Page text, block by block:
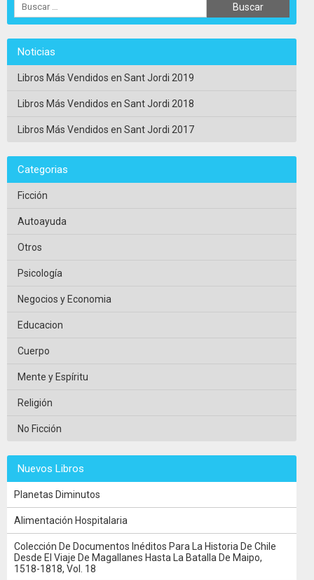
Noticias
Libros Más Vendidos en Sant Jordi 2019
Libros Más Vendidos en Sant Jordi 2018
Libros Más Vendidos en Sant Jordi 2017
Categorias
Ficción
Autoayuda
Otros
Psicología
Negocios y Economia
Educacion
Cuerpo
Mente y Espíritu
Religión
No Ficción
Nuevos Libros
Planetas Diminutos
Alimentación Hospitalaria
Colección De Documentos Inéditos Para La Historia De Chile
Desde El Viaje De Magallanes Hasta La Batalla De Maipo,
1518-1818, Vol. 18